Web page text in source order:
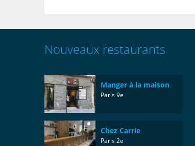
Nouveaux restaurants
Manger à la maison
Paris 9e
Chez Carrie
Paris 2e